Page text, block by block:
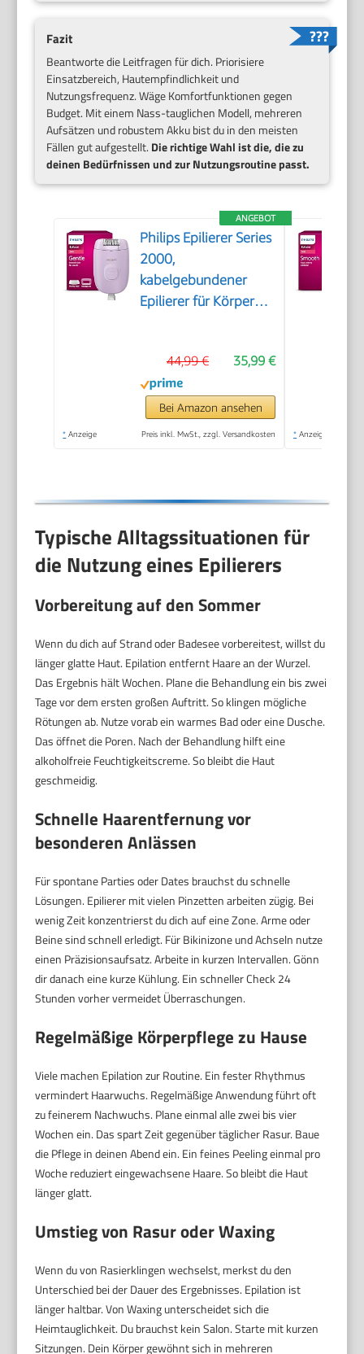
Fazit
Beantworte die Leitfragen für dich. Priorisiere
Einsatzbereich, Hautempfindlichkeit und
Nutzungsfrequenz. Wäge Komfortfunktionen gegen
Budget. Mit einem Nass-tauglichen Modell, mehreren
Aufsätzen und robustem Akku bist du in den meisten
Fällen gut aufgestellt. Die richtige Wahl ist die, die zu
deinen Bedürfnissen und zur Nutzungsroutine passt.
ANGEBOT
Philips Epilierer Series
2000,
kabelgebundener
Epilierer für Körper
und rasieren,
Haarentferner für
Damen, Modell
BRE237/00
35,99 €
44,99 €
Bei Amazon ansehen
* Anzeige Preis inkl. MwSt., zzgl. Versandkosten * Anzeige
Typische Alltagssituationen für
die Nutzung eines Epilierers
Vorbereitung auf den Sommer
Wenn du dich auf Strand oder Badesee vorbereitest, willst du
länger glatte Haut. Epilation entfernt Haare an der Wurzel.
Das Ergebnis hält Wochen. Plane die Behandlung ein bis zwei
Tage vor dem ersten großen Auftritt. So klingen mögliche
Rötungen ab. Nutze vorab ein warmes Bad oder eine Dusche.
Das öffnet die Poren. Nach der Behandlung hilft eine
alkoholfreie Feuchtigkeitscreme. So bleibt die Haut
geschmeidig.
Schnelle Haarentfernung vor
besonderen Anlässen
Für spontane Parties oder Dates brauchst du schnelle
Lösungen. Epilierer mit vielen Pinzetten arbeiten zügig. Bei
wenig Zeit konzentrierst du dich auf eine Zone. Arme oder
Beine sind schnell erledigt. Für Bikinizone und Achseln nutze
einen Präzisionsaufsatz. Arbeite in kurzen Intervallen. Gönn
dir danach eine kurze Kühlung. Ein schneller Check 24
Stunden vorher vermeidet Überraschungen.
Regelmäßige Körperpflege zu Hause
Viele machen Epilation zur Routine. Ein fester Rhythmus
vermindert Haarwuchs. Regelmäßige Anwendung führt oft
zu feinerem Nachwuchs. Plane einmal alle zwei bis vier
Wochen ein. Das spart Zeit gegenüber täglicher Rasur. Baue
die Pflege in deinen Abend ein. Ein feines Peeling einmal pro
Woche reduziert eingewachsene Haare. So bleibt die Haut
länger glatt.
Umstieg von Rasur oder Waxing
Wenn du von Rasierklingen wechselst, merkst du den
Unterschied bei der Dauer des Ergebnisses. Epilation ist
länger haltbar. Von Waxing unterscheidet sich die
Heimtauglichkeit. Du brauchst kein Salon. Starte mit kurzen
Sitzungen. Dein Körper gewöhnt sich in mehreren